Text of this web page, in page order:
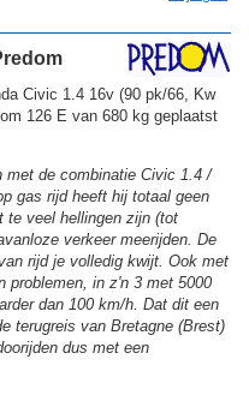
Civic 1.4 16v (90 pk/66, Kw
126 E van 680 kg geplaatst
met de combinatie Civic 1.4 /
gas rijd heeft hij totaal geen
te veel hellingen zijn (tot
verkeer meerijden. De
rijd je volledig kwijt. Ook met
problemen, in z'n 3 met 5000
dan 100 km/h. Dat dit een
terugreis van Bretagne (Brest)
dus met een